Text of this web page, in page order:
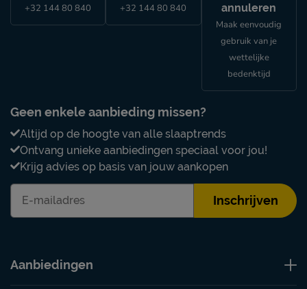
+32 144 80 840 +32 144 80 840
annuleren
Maak eenvoudig
gebruik van je
wettelijke
bedenktijd
Geen enkele aanbieding missen?
Altijd op de hoogte van alle slaaptrends
Ontvang unieke aanbiedingen speciaal voor jou!
Krijg advies op basis van jouw aankopen
Inschrijven
Aanbiedingen